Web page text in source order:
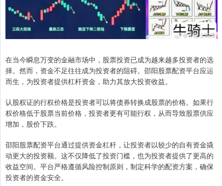
在当今瞬息万变的金融市场中，股票投资已成为越来越多投资者的选
择。然而，资金不足往往成为投资者的阻碍。邵阳股票配资平台应运
而生，为投资者提供杠杆资金，助力其放大投资收益。
认股权证的行权价格是投资者可以将债券转换成股票的价格。如果行
权价格低于股票当前价格，投资者更有可能行权，从而导致股票供应
增加，股价下跌。
邵阳股票配资平台通过提供资金杠杆，让投资者以较少的自有资金撬
动更大的投资额。这不仅降低了投资门槛，也为投资者提供了更高的
收益空间。平台严格遵循风险控制原则，制定科学的配资方案，确保
投资者的资金安全。